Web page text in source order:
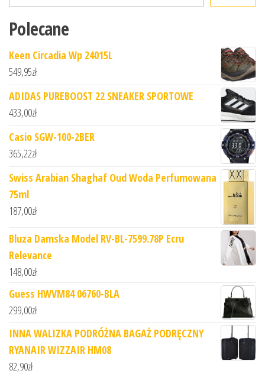
Polecane
Keen Circadia Wp 24015L
549,95zł
ADIDAS PUREBOOST 22 SNEAKER SPORTOWE
433,00zł
Casio SGW-100-2BER
365,22zł
Swiss Arabian Shaghaf Oud Woda Perfumowana
75ml
187,00zł
Bluza Damska Model RV-BL-7599.78P Ecru
Relevance
148,00zł
Guess HWVM84 06760-BLA
299,00zł
INNA WALIZKA PODRÓŻNA BAGAŻ PODRĘCZNY
RYANAIR WIZZAIR HM08
82,90zł